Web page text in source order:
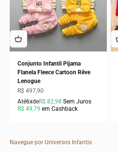
Conjunto Infantil Pijama
Flanela Fleece Cartoon Rêve
Lenogue
Preço promocional
R$ 497,90
Até6xdeR$ 82,98 Sem Juros
R$ 49,79 em Cashback
Navegue por Universos Infantis